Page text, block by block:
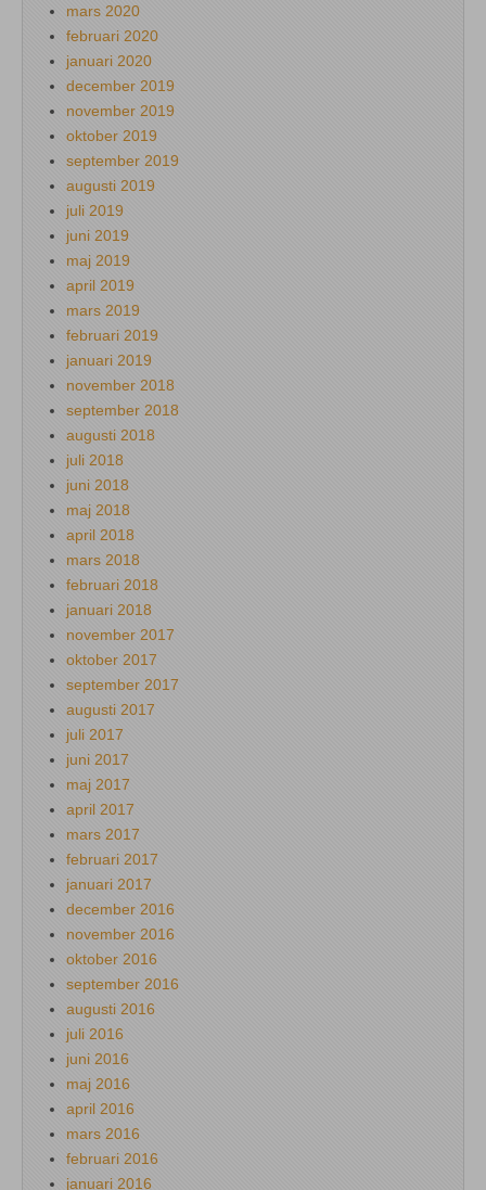
mars 2020
februari 2020
januari 2020
december 2019
november 2019
oktober 2019
september 2019
augusti 2019
juli 2019
juni 2019
maj 2019
april 2019
mars 2019
februari 2019
januari 2019
november 2018
september 2018
augusti 2018
juli 2018
juni 2018
maj 2018
april 2018
mars 2018
februari 2018
januari 2018
november 2017
oktober 2017
september 2017
augusti 2017
juli 2017
juni 2017
maj 2017
april 2017
mars 2017
februari 2017
januari 2017
december 2016
november 2016
oktober 2016
september 2016
augusti 2016
juli 2016
juni 2016
maj 2016
april 2016
mars 2016
februari 2016
januari 2016